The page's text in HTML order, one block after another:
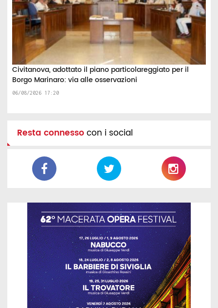
Civitanova, adottato il piano particolareggiato per il
Borgo Marinaro: via alle osservazioni
06/08/2026 17:20
Resta connessocon i social